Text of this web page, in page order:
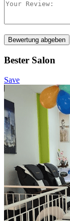
Bewertung abgeben
Bester Salon
Save